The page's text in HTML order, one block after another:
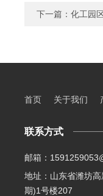
下一篇： 化工园
首页 关于我们
联系方式
邮箱：
地址：山东省潍坊
期)1号楼207